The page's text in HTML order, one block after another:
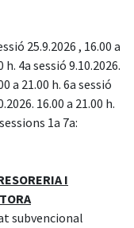
25.9.2026 , 16.00 a
h. 4a sessió 9.10.2026.
a 21.00 h. 6a sessió
16.00 a 21.00 h.
1a 7a:
I
subvencional